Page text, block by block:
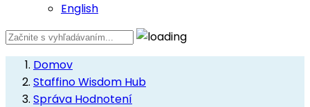
English
Domov
Staffino Wisdom Hub
Správa Hodnotení